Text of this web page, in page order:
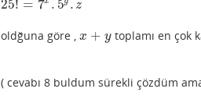
25! = 7 . 5 . z
25!= 7x 5y.z
oldğuna göre , x + y
x+ y toplamı en çok
( cevabı 8 buldum sürekli çözdüm